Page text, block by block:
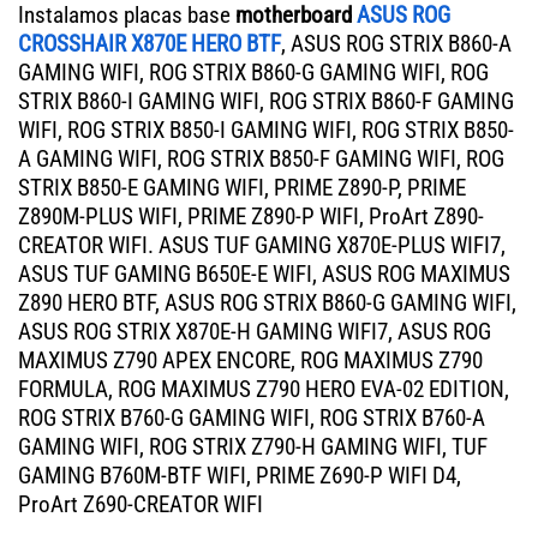
Instalamos placas base motherboardASUS ROG
CROSSHAIR X870E HERO BTF, ASUS ROG STRIX B860-A
GAMING WIFI, ROG STRIX B860-G GAMING WIFI, ROG
STRIX B860-I GAMING WIFI, ROG STRIX B860-F GAMING
WIFI, ROG STRIX B850-I GAMING WIFI, ROG STRIX B850-
A GAMING WIFI, ROG STRIX B850-F GAMING WIFI, ROG
STRIX B850-E GAMING WIFI, PRIME Z890-P, PRIME
Z890M-PLUS WIFI, PRIME Z890-P WIFI, ProArt Z890-
CREATOR WIFI. ASUS TUF GAMING X870E-PLUS WIFI7,
ASUS TUF GAMING B650E-E WIFI, ASUS ROG MAXIMUS
Z890 HERO BTF, ASUS ROG STRIX B860-G GAMING WIFI,
ASUS ROG STRIX X870E-H GAMING WIFI7, ASUS ROG
MAXIMUS Z790 APEX ENCORE, ROG MAXIMUS Z790
FORMULA, ROG MAXIMUS Z790 HERO EVA-02 EDITION,
ROG STRIX B760-G GAMING WIFI, ROG STRIX B760-A
GAMING WIFI, ROG STRIX Z790-H GAMING WIFI, TUF
GAMING B760M-BTF WIFI, PRIME Z690-P WIFI D4,
ProArt Z690-CREATOR WIFI